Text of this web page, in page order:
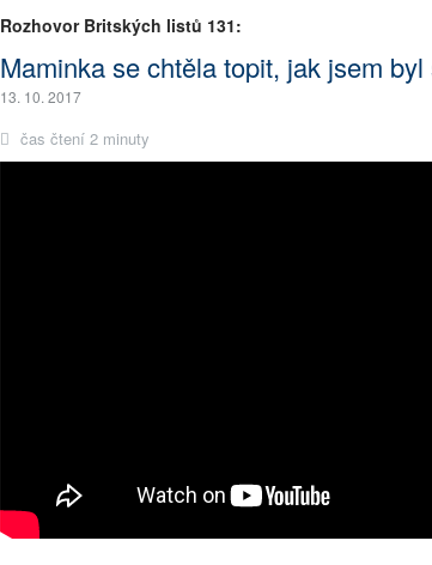
Rozhovor Britských listů 131:
Maminka se chtěla topit, jak jsem byl
13. 10. 2017
čas čtení 2 minuty